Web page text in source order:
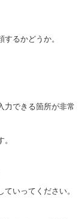
るかどうか。
力できる箇所が非常
いってください。